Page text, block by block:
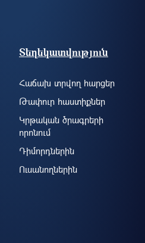
Տեղեկատվություն
Հաճախ տրվող հարցեր
Թափուր հաստիքներ
Կրթական ծրագրերի
որոնում
Դիմորդներին
Ուսանողներին